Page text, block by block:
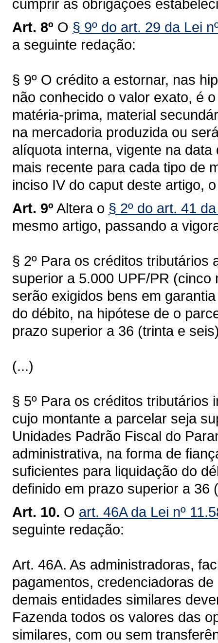
cumprir as obrigações
Art. 8º O § 9º do art. 29 da Lei
a seguinte redação:
§ 9º O crédito a estornar, nas
não conhecido o valor exato, é
matéria-prima, material
na mercadoria produzida ou
alíquota interna, vigente na
mais recente para cada tipo de
inciso IV do caput deste artigo,
Art. 9º Altera o § 2º do art. 41
mesmo artigo, passando a
§ 2º Para os créditos tributários
superior a 5.000 UPF/PR
serão exigidos bens em
do débito, na hipótese de o
prazo superior a 36 (trinta e
(...)
§ 5º Para os créditos
cujo montante a parcelar seja
Unidades Padrão Fiscal do
administrativa, na forma de
suficientes para liquidação do
definido em prazo superior a 36
Art. 10. O art. 46A da Lei nº
seguinte redação:
Art. 46A. As administradoras,
pagamentos, credenciadoras
demais entidades similares
Fazenda todos os valores das
similares, com ou sem